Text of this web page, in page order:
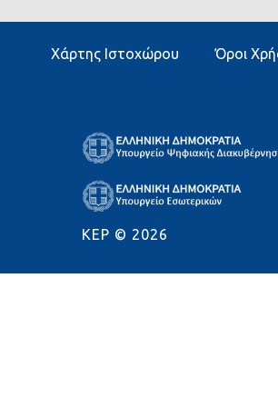
Χάρτης Ιστοχώρου Όροι
KEP © 2026